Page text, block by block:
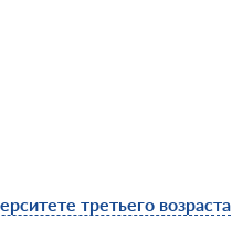
третьего возраста